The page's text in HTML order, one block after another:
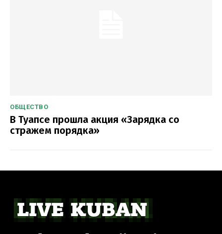
ОБЩЕСТВО
В Туапсе прошла акция «Зарядка со
стражем порядка»